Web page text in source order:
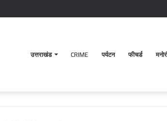
उत्तराखंड CRIME पर्यटन फीचर्ड